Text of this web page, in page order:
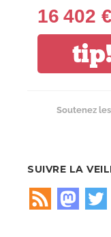
16 402 €
Soutenez
SUIVRE LA